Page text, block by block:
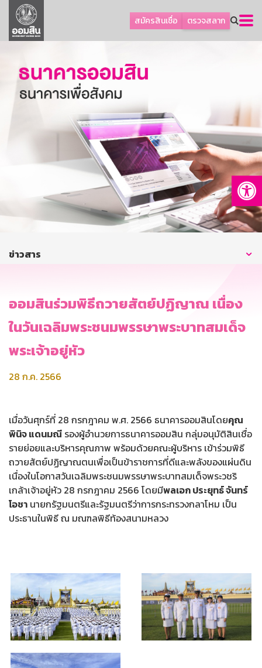
สมัครสินเชื่อ ตรวจสลาก
ลูกค้าธุรกิจ
ลูกค้าผู้ประกอบรายย่อย
ออมเพื่อสุข
เกี่ยวกับธนาคาร
การพัฒนาที่ยั่งยืน
บริการทางการเงิน
ติดต่อเรา
บริการออนไลน์
ข่าวสาร
ออมสินร่วมพิธีถวายสัตย์ปฏิญาณ เนื่อง
ในวันเฉลิมพระชนมพรรษาพระบาทสมเด็จ
พระเจ้าอยู่หัว
28 ก.ค. 2566
เมื่อวันศุกร์ที่ 28 กรกฎาคม พ.ศ. 2566 ธนาคารออมสินโดยคุณ
พินิจ แดนมณี รองผู้อำนวยการธนาคารออมสิน กลุ่มอนุมัติสินเชื่อ
รายย่อยและบริหารคุณภาพ พร้อมด้วยคณะผู้บริหาร เข้าร่วมพิธี
ถวายสัตย์ปฏิญาณตนเพื่อเป็นข้าราชการที่ดีและพลังของแผ่นดิน
เนื่องในโอกาสวันเฉลิมพระชนมพรรษาพระบาทสมเด็จพระวชริ
เกล้าเจ้าอยู่หัว 28 กรกฎาคม 2566 โดยมีพลเอก ประยุทธ์ จันทร์
โอชา นายกรัฐมนตรีและรัฐมนตรีว่าการกระทรวงกลาโหม เป็น
ประธานในพิธี ณ มณฑลพิธีท้องสนามหลวง